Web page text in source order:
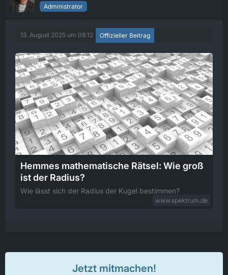
Administrator
13. August 2025 um 08:12 Offizieller Beitrag
Hemmes mathematische Rätsel: Wie groß
ist der Radius?
Wie lässt sich der Radius der Kugel bestimmen?
www.spektrum.de
Jetzt mitmachen!